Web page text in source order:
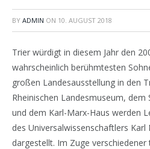
BY ADMIN ON 10. AUGUST 2018
Trier würdigt in diesem Jahr den
wahrscheinlich berühmtesten
großen Landesausstellung in den
Rheinischen Landesmuseum,
und dem Karl-Marx-Haus werden
des Universalwissenschaftlers
dargestellt. Im Zuge